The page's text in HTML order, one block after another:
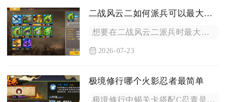
二战风云二如何派兵可以最大程度地利用后勤资源
想要在二战风云二派兵时最大化利用后勤资源，核心思路是按照任务...
2026-07-23
极境修行哪个火影忍者最简单
极境修行中蝎关卡搭配C忍青是全活动通关难度最低的组合，无需高...